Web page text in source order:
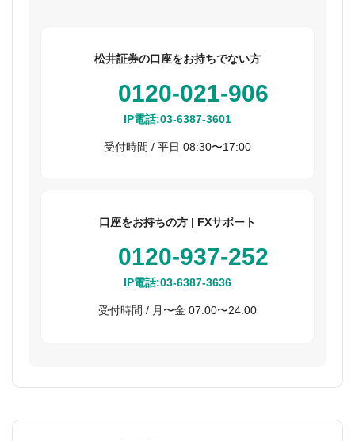
松井証券の口座をお持ちでない方
0120-021-906
IP電話:03-6387-3601
受付時間 / 平日 08:30〜17:00
口座をお持ちの方 | FXサポート
0120-937-252
IP電話:03-6387-3636
受付時間 / 月〜金 07:00〜24:00